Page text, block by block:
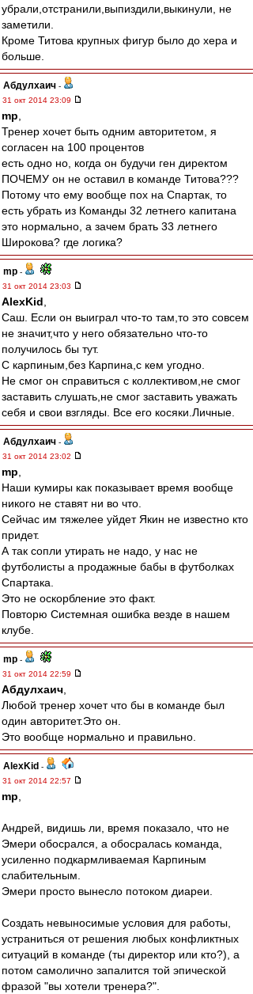
убрали,отстранили,выпиздили,выкинули, не
заметили.
Кроме Титова крупных фигур было до хера и
больше.
Абдулхаич -
31 окт 2014 23:09
mp
Тренер хочет быть одним авторитетом, я
согласен на 100 процентов
есть одно но, когда он будучи ген директом
ПОЧЕМУ он не оставил в команде Титова???
Потому что ему вообще пох на Спартак, то
есть убрать из Команды 32 летнего капитана
это нормально, а зачем брать 33 летнего
Широкова? где логика?
mp -
31 окт 2014 23:03
AlexKid
Саш. Если он выиграл что-то там,то это совсем
не значит,что у него обязательно что-то
получилось бы тут.
С карпиным,без Карпина,с кем угодно.
Не смог он справиться с коллективом,не смог
заставить слушать,не смог заставить уважать
себя и свои взгляды. Все его косяки.Личные.
Абдулхаич -
31 окт 2014 23:02
mp
Наши кумиры как показывает время вообще
никого не ставят ни во что.
Сейчас им тяжелее уйдет Якин не известно кто
придет.
А так сопли утирать не надо, у нас не
футболисты а продажные бабы в футболках
Спартака.
Это не оскорбление это факт.
Повторю Системная ошибка везде в нашем
клубе.
mp -
31 окт 2014 22:59
Абдулхаич
Любой тренер хочет что бы в команде был
один авторитет.Это он.
Это вообще нормально и правильно.
AlexKid -
31 окт 2014 22:57
mp
Андрей, видишь ли, время показало, что не
Эмери обосрался, а обосралась команда,
усиленно подкармливаемая Карпиным
слабительным.
Эмери просто вынесло потоком диареи.
Создать невыносимые условия для работы,
устраниться от решения любых конфликтных
ситуаций в команде (ты директор или кто?), а
потом самолично запалится той эпической
фразой "вы хотели тренера?".